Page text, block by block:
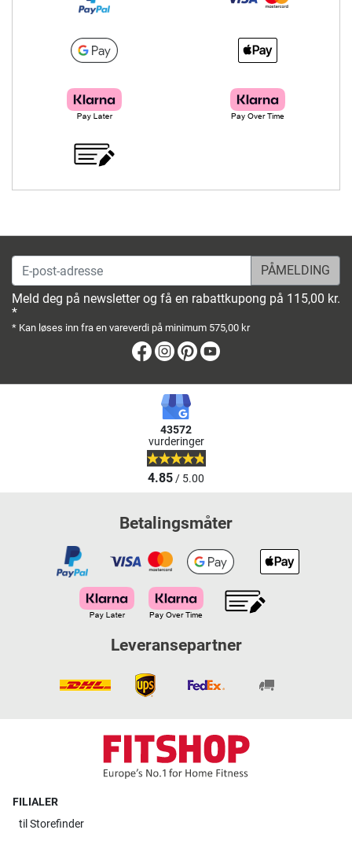
E-post-adresse
Meld deg på newsletter og få en rabattkupong på 115,00 kr.
*
* Kan løses inn fra en vareverdi på minimum 575,00 kr
Facebook
Instagram
Pinterest
43572
vurderinger
4.85/ 5.00
Betalingsmåter
Leveransepartner
FILIALER
til Storefinder